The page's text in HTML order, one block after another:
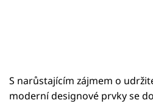
S narůstajícím zájmem o
moderní designové prvky se